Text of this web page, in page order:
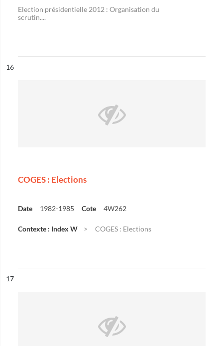
Election présidentielle 2012 : Organisation du
scrutin....
n°
16
COGES : Elections
Date 1982-1985 Cote 4W262
Contexte : Index W COGES : Elections
n°
17